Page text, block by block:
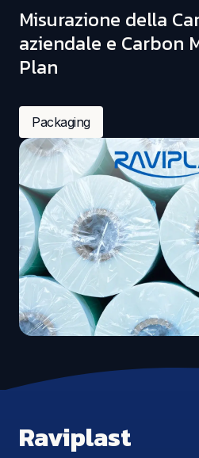
Misurazione della
aziendale e Carbon
Plan
Packaging
Raviplast